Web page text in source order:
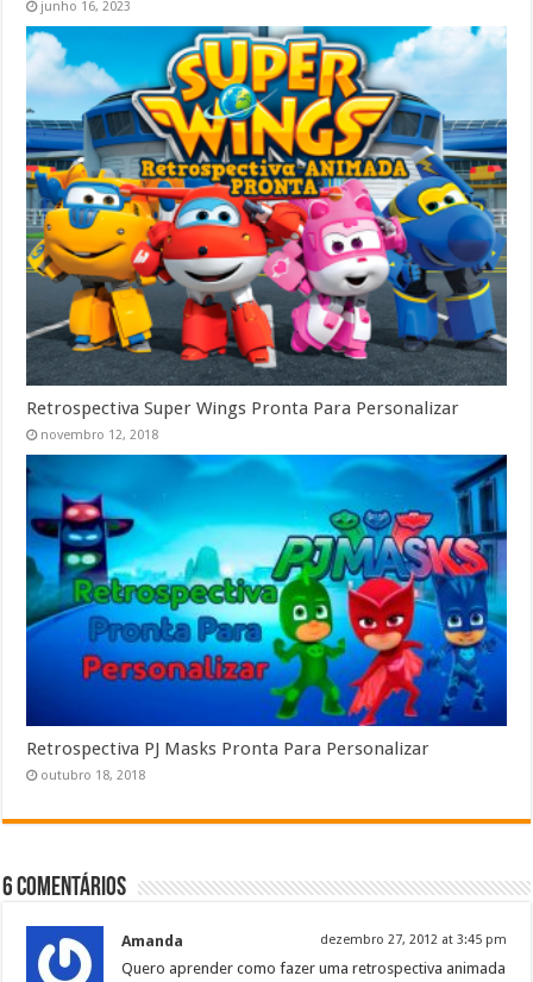
junho 16, 2023
Retrospectiva Super Wings Pronta Para Personalizar
novembro 12, 2018
Retrospectiva PJ Masks Pronta Para Personalizar
outubro 18, 2018
6 Comentários
Amanda dezembro 27, 2012 at 3:45 pm
Quero aprender como fazer uma retrospectiva animada